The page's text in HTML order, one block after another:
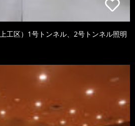
工区）1号トンネル、2号トンネル照明